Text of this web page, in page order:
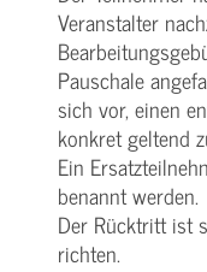
Veranstalter
Pauschale
sich vor, einen
konkret geltend
Ein
benannt werden.
Der Rücktritt ist
richten.